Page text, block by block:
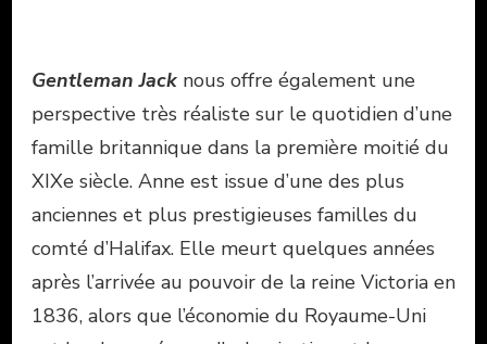
Gentleman Jack nous offre également une
perspective très réaliste sur le quotidien d’une
famille britannique dans la première moitié du
XIXe siècle. Anne est issue d’une des plus
anciennes et plus prestigieuses familles du
comté d’Halifax. Elle meurt quelques années
après l’arrivée au pouvoir de la reine Victoria en
1836, alors que l’économie du Royaume-Uni